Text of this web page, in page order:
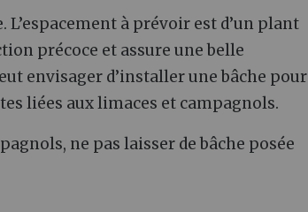
à prévoir est d’un plant
précoce et assure une belle
envisager d’installer une bâche pour
liées aux limaces et campagnols.
ne pas laisser de bâche posée